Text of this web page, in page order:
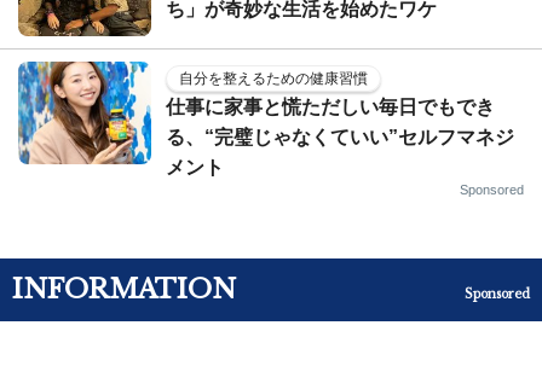
ち」が奇妙な生活を始めたワケ
自分を整えるための健康習慣
仕事に家事と慌ただしい毎日でもでき
る、“完璧じゃなくていい”セルフマネジ
メント
Sponsored
INFORMATION Sponsored